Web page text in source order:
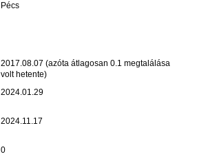
Pécs
2017.08.07 (azóta átlagosan 0.1 megtalálása
volt hetente)
2024.01.29
2024.11.17
0